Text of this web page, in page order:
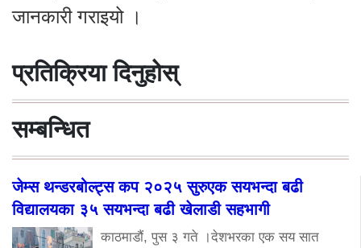
जानकारी गराइयो ।
प्रतिक्रिया दिनुहोस्
सम्बन्धित
जेम्स थन्डरबोल्ट्स कप २०२५ सुरुएक सयभन्दा बढी
विद्यालयका ३५ सयभन्दा बढी खेलाडी सहभागी
काठमाडौं, पुस ३ गते ।देशभरका एक सय सात